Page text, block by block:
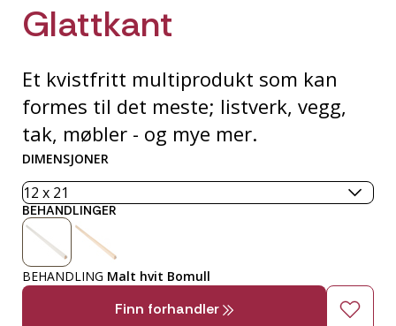
Glattkant
Et kvistfritt multiprodukt som kan
formes til det meste; listverk, vegg,
tak, møbler - og mye mer.
DIMENSJONER
BEHANDLINGER
BEHANDLING Malt hvit Bomull
Finn forhandler